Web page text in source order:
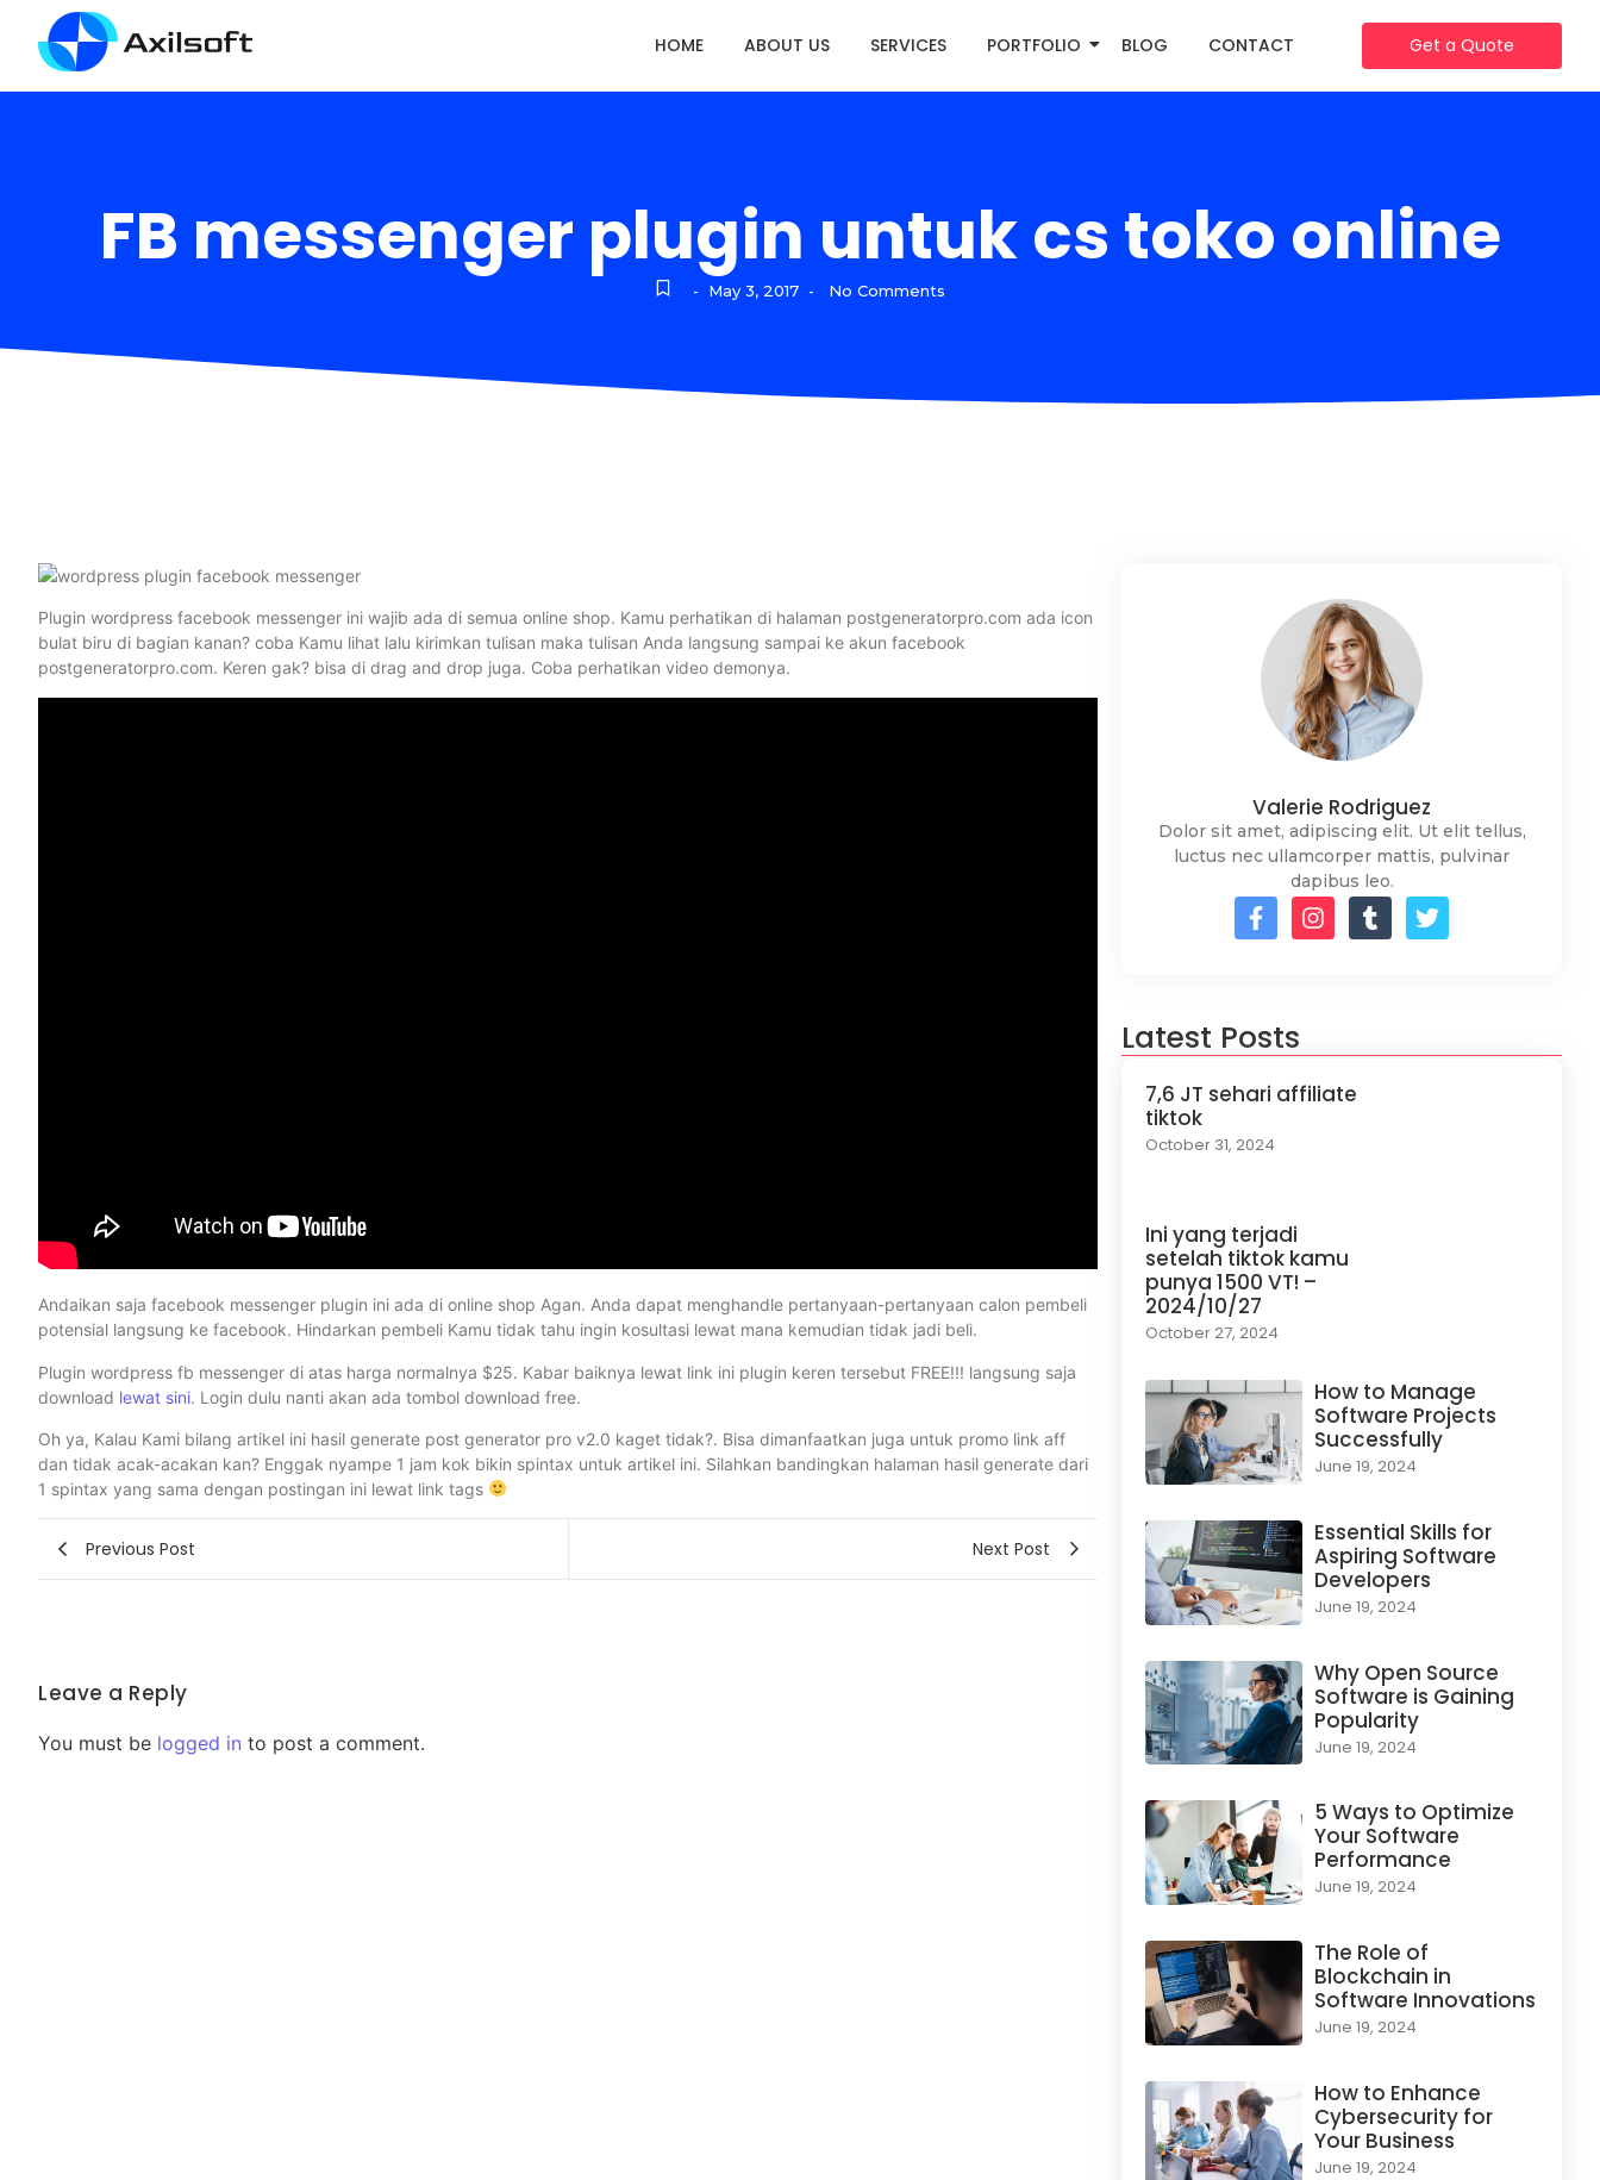
HOME ABOUT US SERVICES PORTFOLIO BLOG CONTACT Get a Quote
FB messenger plugin untuk cs toko online
- May 3, 2017 - No Comments
Plugin wordpress facebook messenger ini wajib ada di semua online shop. Kamu perhatikan di halaman postgeneratorpro.com ada icon
bulat biru di bagian kanan? coba Kamu lihat lalu kirimkan tulisan maka tulisan Anda langsung sampai ke akun facebook
postgeneratorpro.com. Keren gak? bisa di drag and drop juga. Coba perhatikan video demonya.
Andaikan saja facebook messenger plugin ini ada di online shop Agan. Anda dapat menghandle pertanyaan-pertanyaan calon pembeli
potensial langsung ke facebook. Hindarkan pembeli Kamu tidak tahu ingin kosultasi lewat mana kemudian tidak jadi beli.
Plugin wordpress fb messenger di atas harga normalnya $25. Kabar baiknya lewat link ini plugin keren tersebut FREE!!! langsung saja
download lewat sini. Login dulu nanti akan ada tombol download free.
Oh ya, Kalau Kami bilang artikel ini hasil generate post generator pro v2.0 kaget tidak?. Bisa dimanfaatkan juga untuk promo link aff
dan tidak acak-acakan kan? Enggak nyampe 1 jam kok bikin spintax untuk artikel ini. Silahkan bandingkan halaman hasil generate dari
1 spintax yang sama dengan postingan ini lewat link tags
Previous Post Next Post
Leave a Reply
You must be logged in to post a comment.
Valerie Rodriguez
Dolor sit amet, adipiscing elit. Ut elit tellus,
luctus nec ullamcorper mattis, pulvinar
dapibus leo.
Latest Posts
7,6 JT sehari affiliate
tiktok
October 31, 2024
Ini yang terjadi
setelah tiktok kamu
punya 1500 VT! –
2024/10/27
October 27, 2024
How to Manage
Software Projects
Successfully
June 19, 2024
Essential Skills for
Aspiring Software
Developers
June 19, 2024
Why Open Source
Software is Gaining
Popularity
June 19, 2024
5 Ways to Optimize
Your Software
Performance
June 19, 2024
The Role of
Blockchain in
Software Innovations
June 19, 2024
How to Enhance
Cybersecurity for
Your Business
June 19, 2024